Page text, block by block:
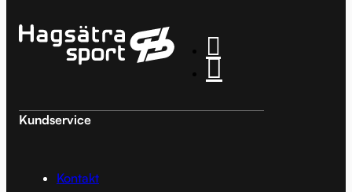
Kundservice
Kontakt